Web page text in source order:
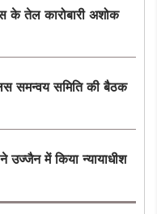
के तेल कारोबारी अशोक
समन्वय समिति की बैठक
उज्जैन में किया न्यायाधीश